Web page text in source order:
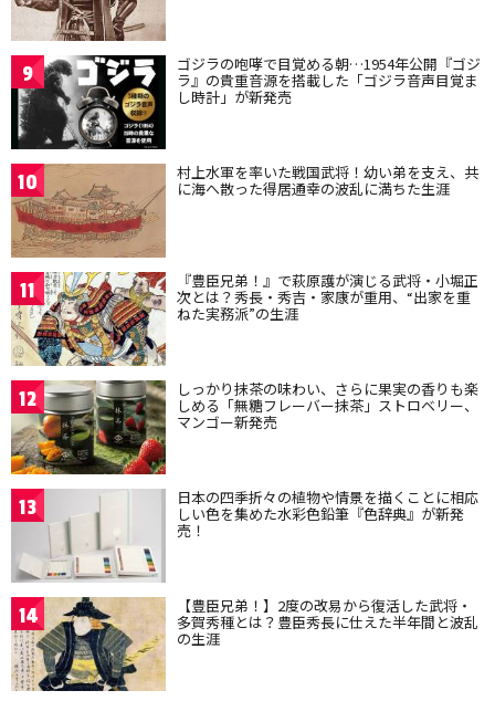
9 ゴジラの咆哮で目覚める朝…1954年公開『ゴジ
ラ』の貴重音源を搭載した「ゴジラ音声目覚ま
し時計」が新発売
10 村上水軍を率いた戦国武将！幼い弟を支え、共
に海へ散った得居通幸の波乱に満ちた生涯
11 『豊臣兄弟！』で萩原護が演じる武将・小堀正
次とは？秀長・秀吉・家康が重用、“出家を重
ねた実務派”の生涯
12 しっかり抹茶の味わい、さらに果実の香りも楽
しめる「無糖フレーバー抹茶」ストロベリー、
マンゴー新発売
13 日本の四季折々の植物や情景を描くことに相応
しい色を集めた水彩色鉛筆『色辞典』が新発
売！
14 【豊臣兄弟！】2度の改易から復活した武将・
多賀秀種とは？豊臣秀長に仕えた半年間と波乱
の生涯